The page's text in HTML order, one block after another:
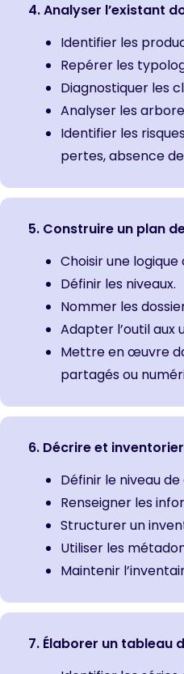
4. Analyser l’existant
Identifier les
Repérer les
Diagnostiquer les
Analyser les
Identifier les
pertes, absence
5. Construire un plan
Choisir une
Définir les niveaux.
Nommer les
Adapter l’outil aux
Mettre en œuvre
partagés ou
6. Décrire et inventorier
Définir le niveau
Renseigner les
Structurer un
Utiliser les
Maintenir
7. Élaborer un tableau